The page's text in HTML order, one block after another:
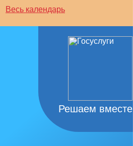
Весь календарь
Решаем вместе